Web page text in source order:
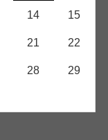
14 15
21 22
28 29